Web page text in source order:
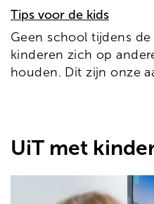
Tips voor de kids
Geen school tijdens
kinderen zich op
houden. Dit zijn onze
UiT met